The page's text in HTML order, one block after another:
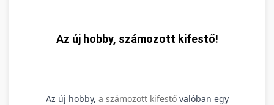
Az új hobby, számozott kifestő!
Az új hobby, a számozott kifestővalóban egy